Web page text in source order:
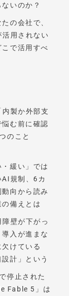
いのか？
の会社で、
用されない
で活用すべ
製か外部支
む前に確認
のこと
・緩い」では
規制、6カ
動向から読み
備えとは
壁が下がっ
入が進まな
けている
設計」という
停止された
Fable 5」は